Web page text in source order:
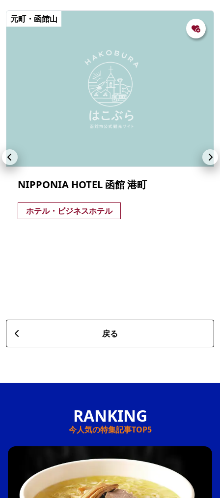
元町・函館山
NIPPONIA HOTEL 函館 港町
ホテル・ビジネスホテル
戻る
今人気の特集記事TOP5